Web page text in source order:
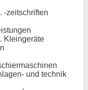
-zeitschriften
Kleingeräte
und technik